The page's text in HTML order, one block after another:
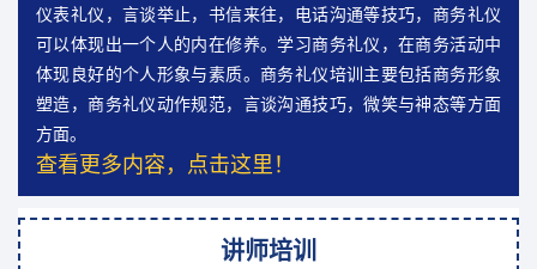
仪表礼仪，言谈举止，书信来往，电话沟通等技巧，商务礼仪
可以体现出一个人的内在修养。学习商务礼仪，在商务活动中
体现良好的个人形象与素质。商务礼仪培训主要包括商务形象
塑造，商务礼仪动作规范，言谈沟通技巧，微笑与神态等方面
方面。
查看更多内容，点击这里！
讲师培训